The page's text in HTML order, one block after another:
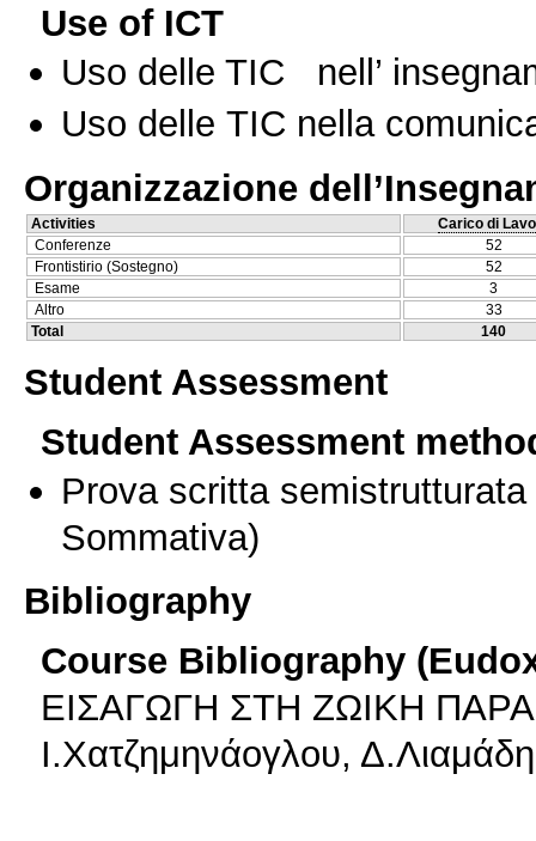
Use of ICT
Uso delle TIC nell’
Uso delle TIC nella
Organizzazione
Activities
Carico di
Conferenze
52
Frontistirio (Sostegno)
52
Esame
3
Altro
33
Total
140
Student Assessment
Student Assessment
Prova scritta
Sommativa)
Bibliography
Course Bibliography
ΕΙΣΑΓΩΓΗ ΣΤΗ ΖΩΙΚΗ
Ι.Χατζημηνάογλου,